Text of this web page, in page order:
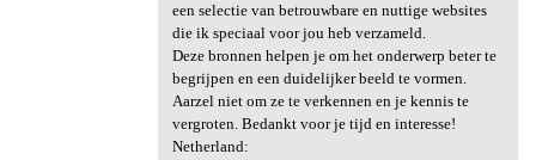
een selectie van betrouwbare en nuttige websites
die ik speciaal voor jou heb verzameld.
Deze bronnen helpen je om het onderwerp beter te
begrijpen en een duidelijker beeld te vormen.
Aarzel niet om ze te verkennen en je kennis te
vergroten. Bedankt voor je tijd en interesse!
Netherland: